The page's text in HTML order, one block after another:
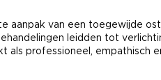
aanpak van een toegewijde
leidden tot
als professioneel, empathisch